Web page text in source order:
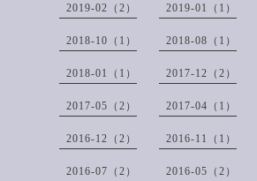
2019-02（2） 2019-01（1）
2018-10（1） 2018-08（1）
2018-01（1） 2017-12（2）
2017-05（2） 2017-04（1）
2016-12（2） 2016-11（1）
2016-07（2） 2016-05（2）